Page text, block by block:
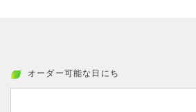
オーダー可能な日にち